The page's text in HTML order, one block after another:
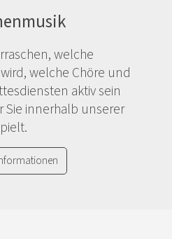
welche
welche Chöre und
aktiv sein
innerhalb unserer